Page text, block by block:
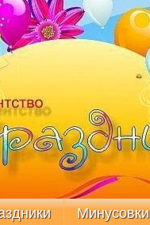
Минусовки